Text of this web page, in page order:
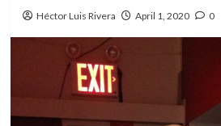
Héctor Luis Rivera April 1, 2020 0